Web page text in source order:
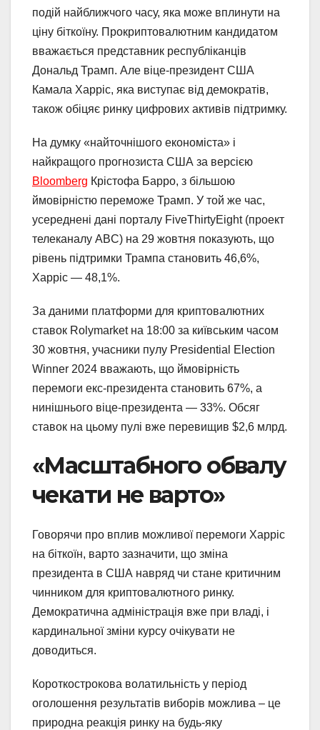
подій найближчого часу, яка може вплинути на
ціну біткоїну. Прокриптовалютним кандидатом
вважається представник республіканців
Дональд Трамп. Але віце-президент США
Камала Харріс, яка виступає від демократів,
також обіцяє ринку цифрових активів підтримку.
На думку «найточнішого економіста» і
найкращого прогнозиста США за версією
Bloomberg Крістофа Барро, з більшою
ймовірністю переможе Трамп. У той же час,
усереднені дані порталу FiveThirtyEight (проект
телеканалу ABC) на 29 жовтня показують, що
рівень підтримки Трампа становить 46,6%,
Харріс — 48,1%.
За даними платформи для криптовалютних
ставок Rolymarket на 18:00 за київським часом
30 жовтня, учасники пулу Presidential Election
Winner 2024 вважають, що ймовірність
перемоги екс-президента становить 67%, а
нинішнього віце-президента — 33%. Обсяг
ставок на цьому пулі вже перевищив $2,6 млрд.
«Масштабного обвалу
чекати не варто»
Говорячи про вплив можливої ​​перемоги Харріс
на біткоїн, варто зазначити, що зміна
президента в США навряд чи стане критичним
чинником для криптовалютного ринку.
Демократична адміністрація вже при владі, і
кардинальної зміни курсу очікувати не
доводиться.
Короткострокова волатильність у період
оголошення результатів виборів можлива – це
природна реакція ринку на будь-яку